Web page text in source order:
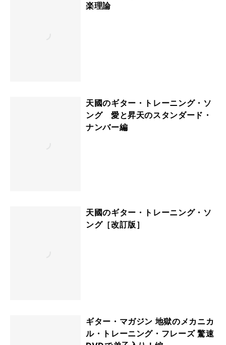
楽理論
天國のギター・トレーニング・ソ
ング 愛と昇天のスタンダード・
ナンバー編
天國のギター・トレーニング・ソ
ング［改訂版］
ギター・マガジン 地獄のメカニカ
ル・トレーニング・フレーズ 驚速